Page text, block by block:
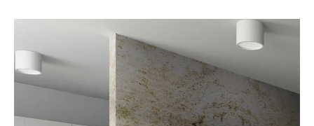
Adytias
Referencias